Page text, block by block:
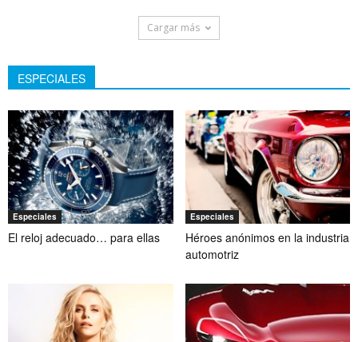
Cargar más
ESPECIALES
Especiales
El reloj adecuado… para ellas
Especiales
Héroes anónimos en la industria
automotriz